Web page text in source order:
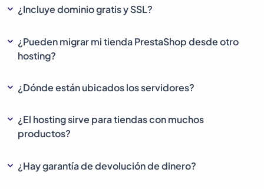
¿Incluye dominio gratis y SSL?
¿Pueden migrar mi tienda PrestaShop desde otro
hosting?
¿Dónde están ubicados los servidores?
¿El hosting sirve para tiendas con muchos
productos?
¿Hay garantía de devolución de dinero?